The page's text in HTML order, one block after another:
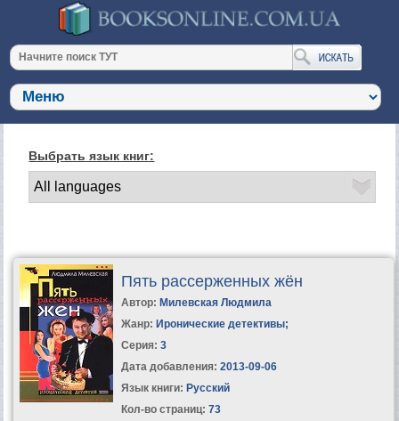
Выбрать язык книг:
Пять рассерженных жён
Автор: Милевская Людмила
Жанр: Иронические детективы;
Серия: 3
Дата добавления: 2013-09-06
Язык книги: Русский
Кол-во страниц: 73